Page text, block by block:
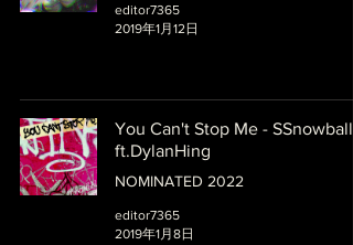
editor7365
2019年1月12日
You Can't Stop Me - SSnowball
ft.DylanHing
NOMINATED 2022
editor7365
2019年1月8日